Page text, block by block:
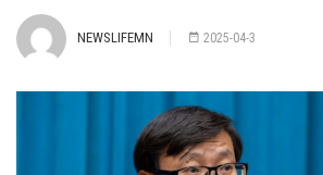
NEWSLIFEMN 2025-04-3